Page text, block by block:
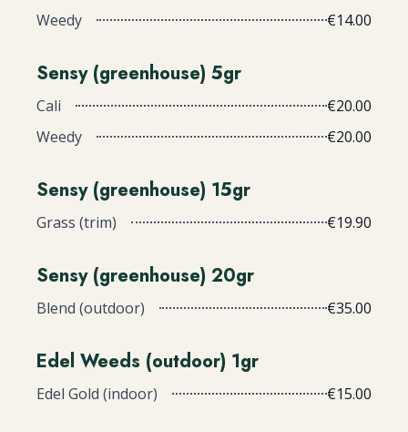
Weedy
€14.00
Sensy (greenhouse) 5gr
Cali
€20.00
Weedy
€20.00
Sensy (greenhouse) 15gr
Grass (trim) €19.90
Sensy (greenhouse) 20gr
Blend (outdoor) €35.00
Edel Weeds (outdoor) 1gr
Edel Gold (indoor) €15.00